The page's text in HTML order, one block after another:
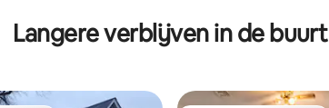
Langere verblijven in de buurt